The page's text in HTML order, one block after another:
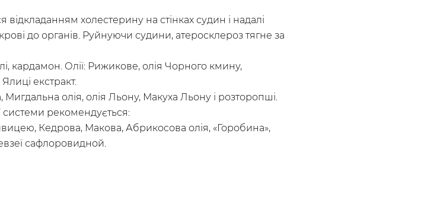
холестерину на стінках судин і надалі
до органів. Руйнуючи судини, атеросклероз тягне за
кардамон. Олії: Рижикове, олія Чорного кмину,
екстракт.
олія, олія Льону, Макуха Льону і розторопші.
рекомендується:
Кедрова, Макова, Абрикосова олія, «Горобина»,
сафлоровидной.